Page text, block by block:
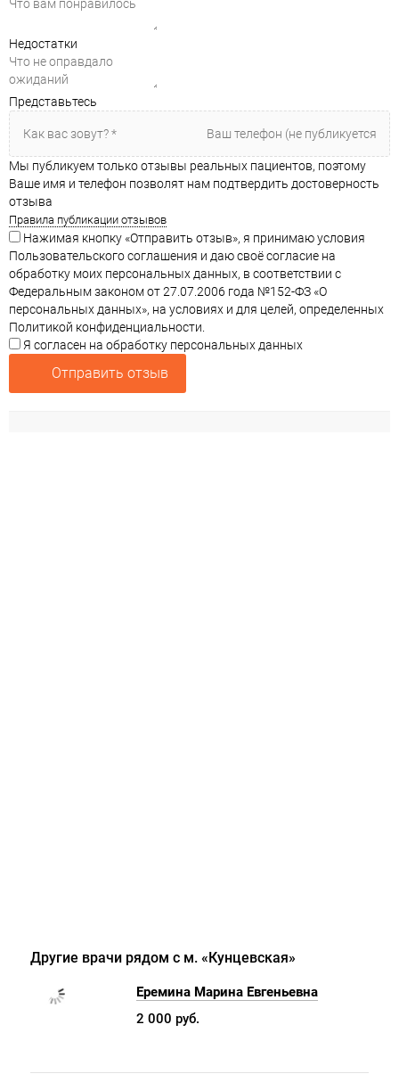
Недостатки
Представьтесь
Мы публикуем только отзывы реальных пациентов, поэтому
Ваше имя и телефон позволят нам подтвердить достоверность
отзыва
Правила публикации отзывов
Нажимая кнопку «Отправить отзыв», я принимаю условия
Пользовательского соглашения и даю своё согласие на
обработку моих персональных данных, в соответствии с
Федеральным законом от 27.07.2006 года №152-ФЗ «О
персональных данных», на условиях и для целей, определенных
Политикой конфиденциальности.
Я согласен на обработку персональных данных
Отправить отзыв
Другие врачи рядом с м. «Кунцевская»
Еремина Марина Евгеньевна
2 000 руб.